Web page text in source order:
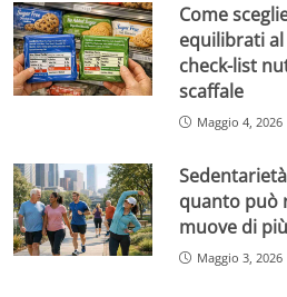
Come
equilibrati
check-list
scaffale
Maggio 4, 2026
quanto può
muove di più
Maggio 3, 2026